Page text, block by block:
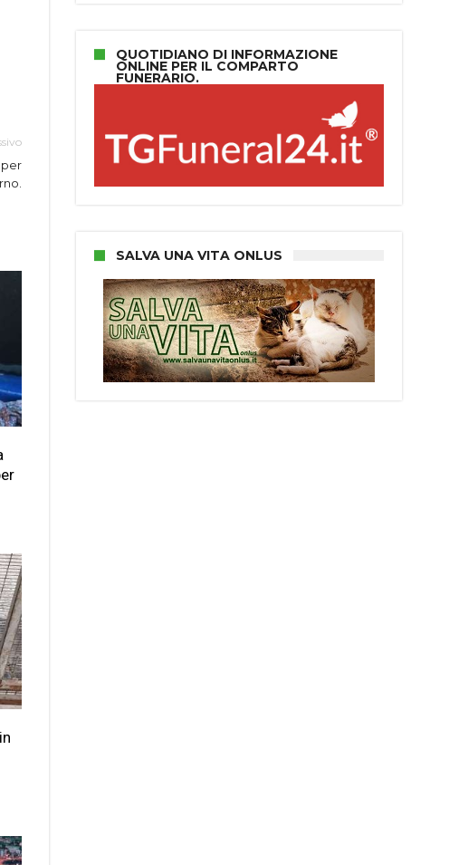
QUOTIDIANO DI INFORMAZIONE
ONLINE PER IL COMPARTO
FUNERARIO.
SALVA UNA VITA ONLUS